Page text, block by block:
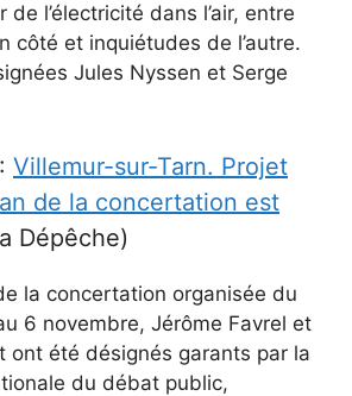
de l’électricité dans l’air, entre
côté et inquiétudes de l’autre.
Jules Nyssen et Serge
: Villemur-sur-Tarn. Projet
de la concertation est
Dépêche)
la concertation organisée du
6 novembre, Jérôme Favrel et
ont été désignés garants par la
du débat public,